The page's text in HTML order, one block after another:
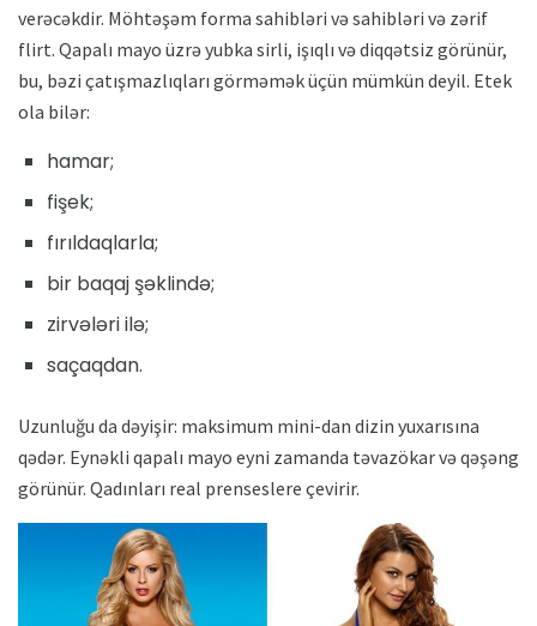
verəcəkdir. Möhtəşəm forma sahibləri və sahibləri və zərif
flirt. Qapalı mayo üzrə yubka sirli, işıqlı və diqqətsiz görünür,
bu, bəzi çatışmazlıqları görməmək üçün mümkün deyil. Etek
ola bilər:
hamar;
fişek;
fırıldaqlarla;
bir baqaj şəklində;
zirvələri ilə;
saçaqdan.
Uzunluğu da dəyişir: maksimum mini-dan dizin yuxarısına
qədər. Eynəkli qapalı mayo eyni zamanda təvazökar və qəşəng
görünür. Qadınları real prenseslere çevirir.